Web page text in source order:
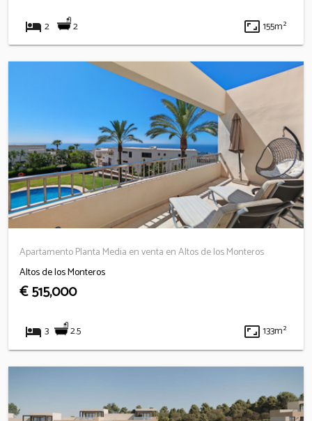
hotel 2 2 aspect_ratio 155m²
Apartamento Planta Media en venta en Altos de los Monteros
Altos de los Monteros
€ 515,000
hotel 3 2.5 aspect_ratio 133m²